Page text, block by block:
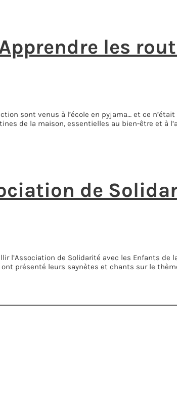
les
sont venus à l’école en pyjama… et ce
de la maison, essentielles au bien-être et à
de
l’Association de Solidarité avec les Enfants de
présenté leurs saynètes et chants sur le